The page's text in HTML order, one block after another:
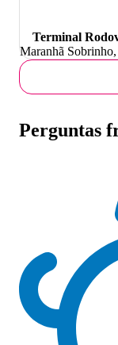
Terminal
Maranhã
Perguntas